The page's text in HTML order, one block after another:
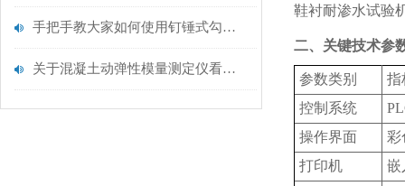
手把手教大家如何使用钉锤式勾丝性测试机
关于混凝土动弹性模量测定仪看这一篇就够了
鞋衬耐渗水试验
二、关键技术参
‌参数类别‌
指
控制系统‌‌
操作界面‌
彩
打印机
嵌